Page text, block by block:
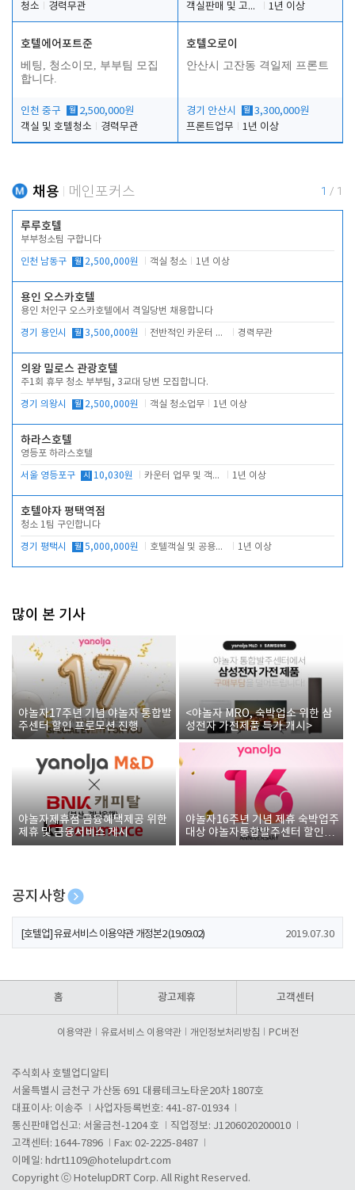
청소
경력무관
객실판매 및 고객응대
1년 이상
호텔에어포트준
베팅, 청소이모, 부부팀 모집
합니다.
인천 중구 월 2,500,000원
객실 및 호텔청소
경력무관
호텔오로이
안산시 고잔동 격일제 프론트
경기 안산시 월 3,300,000원
프론트업무
1년 이상
채용 메인포커스 1 / 1
루루호텔
부부청소팀 구합니다
인천 남동구 월 2,500,000원 객실 청소 1년 이상
용인 오스카호텔
용인 처인구 오스카호텔에서 격일당번 채용합니다
경기 용인시 월 3,500,000원 전반적인 카운터 업무 경력무관
의왕 밀로스 관광호텔
주1회 휴무 청소 부부팀, 3교대 당번 모집합니다.
경기 의왕시 월 2,500,000원 객실 청소업무 1년 이상
하라스호텔
영등포 하라스호텔
서울 영등포구 시 10,030원 카운터 업무 및 객실관리(청소상태 확인, 객실판매) 1년 이상
호텔야자 평택역점
청소 1팀 구인합니다
경기 평택시 월 5,000,000원 호텔객실 및 공용시설 청소 관리 1년 이상
많이 본 기사
야놀자17주년 기념 야놀자 통합발
주센터 할인 프로모션 진행
<야놀자 MRO, 숙박업소 위한 삼
성전자 가전제품 특가 개시>
야놀자제휴점 금융혜택제공 위한
제휴 및 금융서비스 게시
야놀자16주년 기념 제휴 숙박업주
대상 야놀자통합발주센터 할인쿠
폰 증정
공지사항
[호텔업] 개인정보 처리방침 개정본1 (19.09.02)
[호텔업] 유료서비스 이용약관 개정본2 (19.09.02) 2019.07.30
홈 광고제휴 고객센터
이용약관 유료서비스 이용약관 개인정보처리방침 PC버전
주식회사 호텔업디알티
서울특별시 금천구 가산동 691 대륭테크노타운20차 1807호
대표이사: 이송주
사업자등록번호: 441-87-01934
통신판매업신고: 서울금천-1204 호
직업정보: J1206020200010
고객센터: 1644-7896
Fax: 02-2225-8487
이메일: hdrt1109@hotelupdrt.com
Copyright ⓒ HotelupDRT Corp. All Right Reserved.